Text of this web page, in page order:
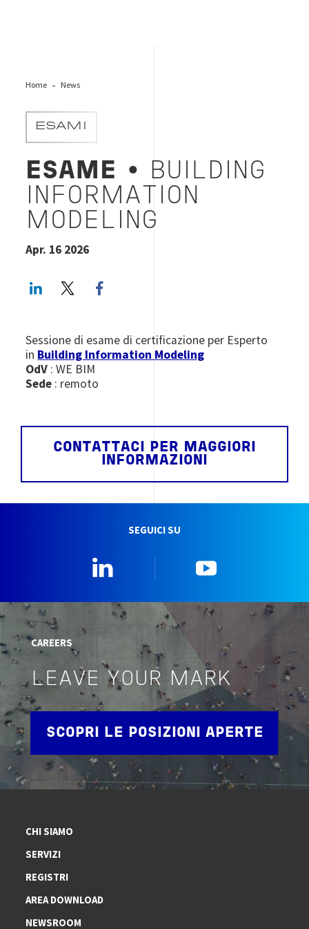
Home News
ESAMI
ESAME
• BUILDING
INFORMATION
MODELING
Apr. 16 2026
LinkedInTwitter
Sessione di esame di certificazione per Esperto
in Building Information Modeling
OdV : WE BIM
Sede : remoto
CONTATTACI PER MAGGIORI
INFORMAZIONI
SEGUICI SU
CAREERS
LEAVE YOUR MARK
SCOPRI LE POSIZIONI APERTE
CHI SIAMO
SERVIZI
REGISTRI
AREA DOWNLOAD
NEWSROOM